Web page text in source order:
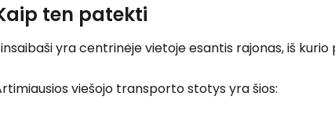
ten patekti
yra centrinėje vietoje esantis rajonas, iš
viešojo transporto stotys yra šios: